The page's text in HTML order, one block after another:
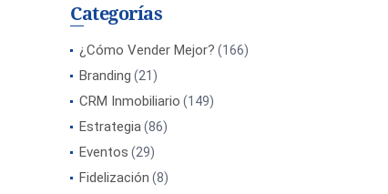
Categorías
¿Cómo Vender Mejor? (166)
Branding (21)
CRM Inmobiliario (149)
Estrategia(86)
Eventos (29)
Fidelización (8)